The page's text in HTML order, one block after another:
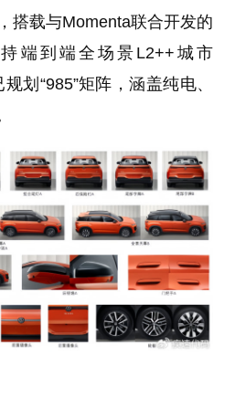
搭载与Momenta联合开发的
端到端全场景L2++城市
划“985”矩阵，涵盖纯电、